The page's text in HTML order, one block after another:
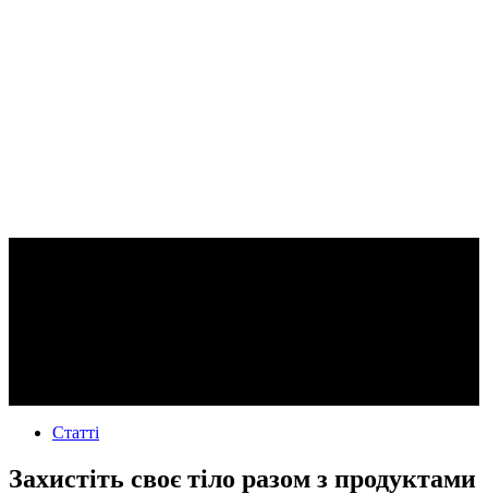
Статті
Захистіть своє тіло разом з продуктами